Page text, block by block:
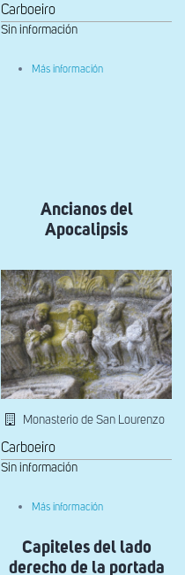
Carboeiro
Sin información
Más información
Ancianos del
Apocalipsis
Monasterio de San Lourenzo
Carboeiro
Sin información
Más información
Apocalipsis
Capiteles del lado
derecho de la portada